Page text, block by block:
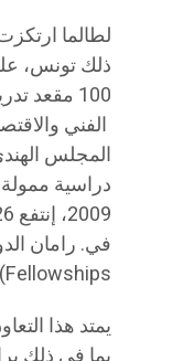
لطالما
ذلك تونس،
100 مقعد
دراسية ممولة
Fellowships) للباحثين الأفارقة.
يمتد هذا